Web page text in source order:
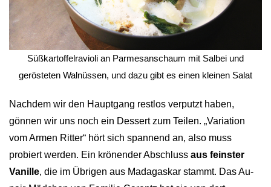
gerösteten Walnüssen, und dazu gibt es einen kleinen Salat
Nachdem wir den Hauptgang restlos verputzt haben,
gönnen wir uns noch ein Dessert zum Teilen. „Variation
vom Armen Ritter“ hört sich spannend an, also muss
probiert werden. Ein krönender Abschluss aus feinster
Vanille, die im Übrigen aus Madagaskar stammt. Das Au-